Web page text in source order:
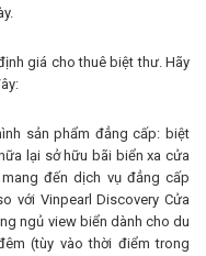
giá cho thuê biệt thư. Hãy
sản phẩm đẳng cấp: biệt
lại sở hữu bãi biển xa cửa
đến dịch vụ đẳng cấp
với Vinpearl Discovery Cửa
ngủ view biển dành cho du
(tùy vào thời điểm trong